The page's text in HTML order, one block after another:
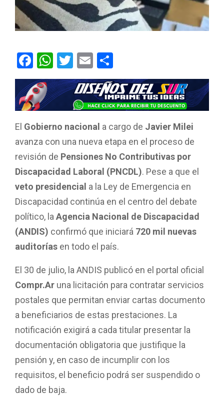
F
a
ce
b
o
o
k
W
h
at
s
A
p
p
T
wi
tt
er
E
m
ail
o
m
p
ar
tir
El Gobierno nacional a cargo de Javier Milei
avanza con una nueva etapa en el proceso de
revisión de Pensiones No Contributivas por
Discapacidad Laboral (PNCDL). Pese a que el
veto presidencial a la Ley de Emergencia en
Discapacidad continúa en el centro del debate
político, la Agencia Nacional de Discapacidad
(ANDIS) confirmó que iniciará 720 mil nuevas
auditorías en todo el país.
El 30 de julio, la ANDIS publicó en el portal oficial
Compr.Ar una licitación para contratar servicios
postales que permitan enviar cartas documento
a beneficiarios de estas prestaciones. La
notificación exigirá a cada titular presentar la
documentación obligatoria que justifique la
pensión y, en caso de incumplir con los
requisitos, el beneficio podrá ser suspendido o
dado de baja.